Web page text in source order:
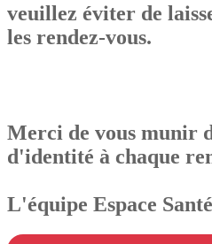
veuillez éviter de
les rendez-vous.
Merci de vous munir
d'identité à chaque
L'équipe Espace